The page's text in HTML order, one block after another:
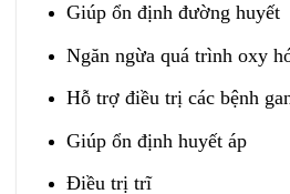
Giúp ổn định đường huyết
Ngăn ngừa quá trình oxy
Hỗ trợ điều trị các bệnh
Giúp ổn định huyết áp
Điều trị trĩ